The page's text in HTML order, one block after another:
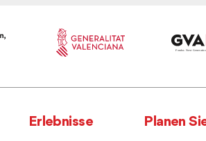
Erlebnisse Planen